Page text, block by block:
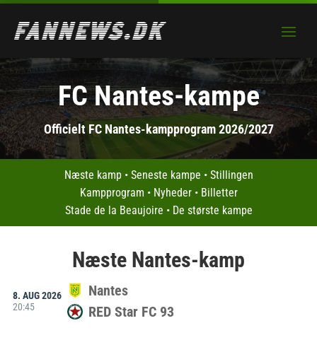
FC Nantes-kampe
Officielt FC Nantes-kampprogram 2026/2027
Næste kamp• Seneste kampe • Stillingen
Kampprogram • Nyheder• Billetter
Stade de la Beaujoire • De største kampe
Næste Nantes-kamp
8. AUG 2026
20:45
Nantes
RED Star FC 93